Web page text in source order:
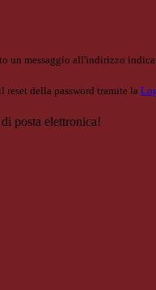
un messaggio all'indirizzo
reset della password tramite la
posta elettronica!